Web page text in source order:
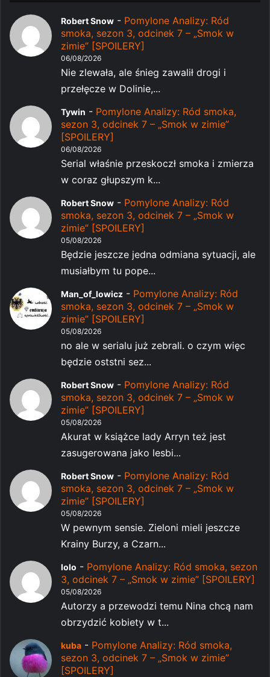
Robert Snow - Pomylone Analizy: Ród
smoka, sezon 3, odcinek 7 – „Smok w
zimie” [SPOILERY]
06/08/2026
Nie zlewała, ale śnieg zawalił drogi i
przełęcze w Dolinie,...
Tywin - Pomylone Analizy: Ród smoka,
sezon 3, odcinek 7 – „Smok w zimie”
[SPOILERY]
06/08/2026
Serial właśnie przeskoczł smoka i zmierza
w coraz głupszym k...
Robert Snow - Pomylone Analizy: Ród
smoka, sezon 3, odcinek 7 – „Smok w
zimie” [SPOILERY]
05/08/2026
Będzie jeszcze jedna odmiana sytuacji, ale
musiałbym tu pope...
Man_of_lowicz - Pomylone Analizy: Ród
smoka, sezon 3, odcinek 7 – „Smok w
zimie” [SPOILERY]
05/08/2026
no ale w serialu już zebrali. o czym więc
będzie oststni sez...
Robert Snow - Pomylone Analizy: Ród
smoka, sezon 3, odcinek 7 – „Smok w
zimie” [SPOILERY]
05/08/2026
Akurat w książce lady Arryn też jest
zasugerowana jako lesbi...
Robert Snow - Pomylone Analizy: Ród
smoka, sezon 3, odcinek 7 – „Smok w
zimie” [SPOILERY]
05/08/2026
W pewnym sensie. Zieloni mieli jeszcze
Krainy Burzy, a Czarn...
lolo - Pomylone Analizy: Ród smoka, sezon
3, odcinek 7 – „Smok w zimie” [SPOILERY]
05/08/2026
Autorzy a przewodzi temu Nina chcą nam
obrzydzić kobiety w t...
kuba - Pomylone Analizy: Ród smoka,
sezon 3, odcinek 7 – „Smok w zimie”
[SPOILERY]